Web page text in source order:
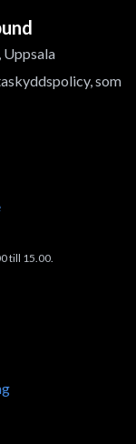
Uppsala
som
till 15.00.